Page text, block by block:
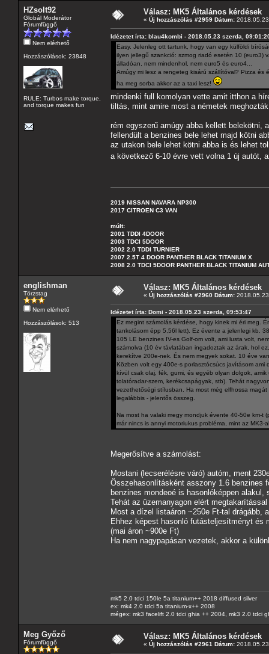
HZsolt92
Globál Moderátor
Fórumfüggő
Nem elérhető
Hozzászólások: 23848
RULE: Turbos make torque,
and torque makes fun
Válasz: MK5 Általános kérdések
« Új hozzászólás #2959 Dátum:
Idézetet írta: blau4kombi - 2018.05.23 szerda,
Easy. Jelenleg ott tartunk, hogy van egy külföldi
ilyen jellegű szankció: szmog riadó esetén 10
álladóan, nem mindenhol, nem euro5 és euro4...
Amúgy mi lesz a rengeteg kisárú szállítóval? Pizza
ha meg sorba akkor az a taxi lesz!
mindenki full komolyan vette amit itthon a
tiltás, mint amire most a németek
rém egyszerű amúgy abba kellett belekötni,
fellendült a benzines bele lehet majd kötni
az utakon bele lehet kötni abba is és lehet
a következő 6-10 évre vett volna 1 új autót,
2019 NISSAN NAVARA NP300
2017 CITROEN C3 VAN
múlt:
2001 TDDI 4DOOR
2003 TDCI 5DOOR
2002 2.0 TDDI TURNIER
2007 2.5T 4 DOOR PANTHER BLACK TITANIUM X
2008 2.0 TDCI 5DOOR PANTHER BLACK TITANIUM
englishman
Törzstag
Nem elérhető
Hozzászólások: 513
Válasz: MK5 Általános kérdések
« Új hozzászólás #2960 Dátum:
Idézetet írta: Domi - 2018.05.23 szerda, 09:53:47
Ez megint számolás kérdése, hogy kinek mi éri meg.
tankolásom épp 5,56l lett). Ez évente a jelenlegi kb.
105 LE benzines IV-es Golf-om volt, ami lusta volt,
számolva (10 év távlatában ingadoztak az árak, hol
kerekítve 200e-nek. És nem megyek sokat. 10 éve
Közben volt egy 400e-s porlasztócsúcs javításom
kívül csak olaj, fék, gumi, és egyéb olyan dolgok,
tolatóradar-szem, kerékcsapágyak, stb). Tehát
vezethetőségi stílusban. Ha most még elfhossa
legalábbis - jelentős összeg.
Na most ha valaki megy mondjuk évente 40-50e km-t
már nincs is annyi motoriukus probléma, mint az
Megerősítve a számolást:
Mostani (lecserélésre váró) autóm, ment
Összehasonlításként asszony 1.6 benzines
benzines mondeoé is hasonlóképpen
Tehát az üzemanyagon elért
Most a dízel listaáron ~250e Ft-tal drágább,
Ehhez képest hasonló futásteljesítményt és
(mai áron ~900e Ft)
Ha nem nagypapásan vezetek, akkor a
mk5 2.0 tdci 150le 5a titanium++ 2018 diffused silver
ex: mk4 2.0 tdci 5a titanium-x++ 2008
mégex: mk3 facelift 2.0 tdci ghia ++ 2004, mk3 2.0 tdci
Meg Győző
Fórumfüggő
Válasz: MK5 Általános kérdések
« Új hozzászólás #2961 Dátum: